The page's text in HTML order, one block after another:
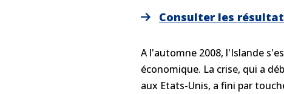
Consulter les
A l'automne 2008, l'Islande
économique. La crise, qui a
aux Etats-Unis, a fini par